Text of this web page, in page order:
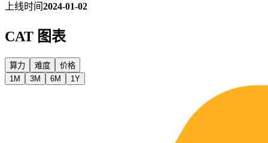
上线时间2024-01-02
CAT 图表
算力 难度
价格
1M
3M 6M 1Y